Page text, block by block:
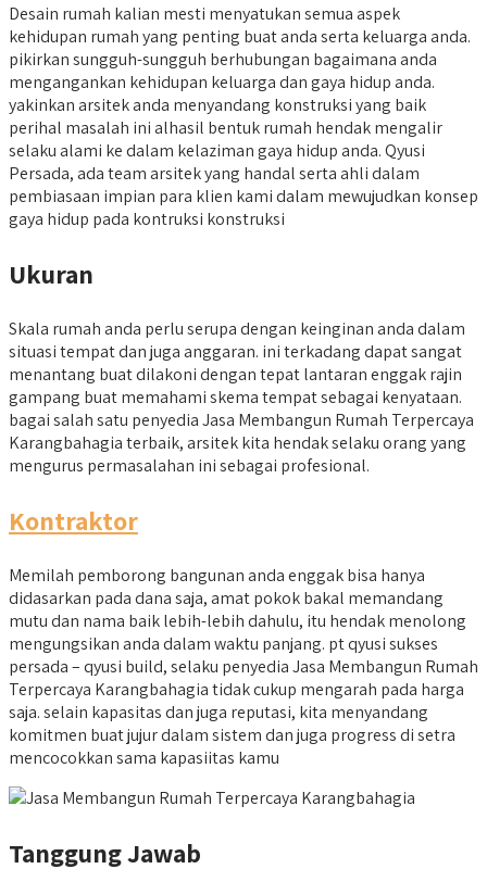
Desain rumah kalian mesti menyatukan semua aspek
kehidupan rumah yang penting buat anda serta keluarga anda.
pikirkan sungguh-sungguh berhubungan bagaimana anda
mengangankan kehidupan keluarga dan gaya hidup anda.
yakinkan arsitek anda menyandang konstruksi yang baik
perihal masalah ini alhasil bentuk rumah hendak mengalir
selaku alami ke dalam kelaziman gaya hidup anda. Qyusi
Persada, ada team arsitek yang handal serta ahli dalam
pembiasaan impian para klien kami dalam mewujudkan konsep
gaya hidup pada kontruksi konstruksi
Ukuran
Skala rumah anda perlu serupa dengan keinginan anda dalam
situasi tempat dan juga anggaran. ini terkadang dapat sangat
menantang buat dilakoni dengan tepat lantaran enggak rajin
gampang buat memahami skema tempat sebagai kenyataan.
bagai salah satu penyedia Jasa Membangun Rumah Terpercaya
Karangbahagia terbaik, arsitek kita hendak selaku orang yang
mengurus permasalahan ini sebagai profesional.
Kontraktor
Memilah pemborong bangunan anda enggak bisa hanya
didasarkan pada dana saja, amat pokok bakal memandang
mutu dan nama baik lebih-lebih dahulu, itu hendak menolong
mengungsikan anda dalam waktu panjang. pt qyusi sukses
persada – qyusi build, selaku penyedia Jasa Membangun Rumah
Terpercaya Karangbahagia tidak cukup mengarah pada harga
saja. selain kapasitas dan juga reputasi, kita menyandang
komitmen buat jujur dalam sistem dan juga progress di setra
mencocokkan sama kapasiitas kamu
Tanggung Jawab